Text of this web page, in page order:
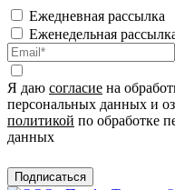
Ежедневная рассылка
Еженедельная
Я даю согласие на
персональных данных и
политикой по обработке
данных
Подписаться